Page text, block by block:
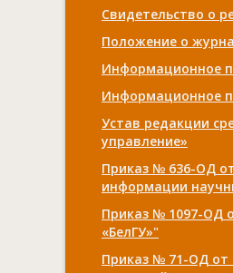
Свидетельство о
Положение о
Информационное
Информационное
Устав редакции
управление»
Приказ № 636-ОД
информации
Приказ № 1097-ОД
«БелГУ»"
Приказ № 71-ОД от